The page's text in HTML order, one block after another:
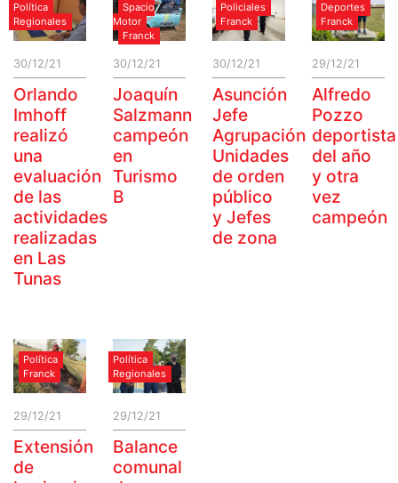
Política
Regionales
30/12/21
Orlando
Imhoff
realizó
una
evaluación
de las
actividades
realizadas
en Las
Tunas
Spacio
Motor
Franck
30/12/21
Joaquín
Salzmann
campeón
en
Turismo
B
Policiales
Franck
30/12/21
Asunción
Jefe
Agrupación
Unidades
de orden
público
y Jefes
de zona
Deportes
Franck
29/12/21
Alfredo
Pozzo
deportista
del año
y otra
vez
campeón
Política
Franck
29/12/21
Extensión
de
Política
Regionales
29/12/21
Balance
comunal